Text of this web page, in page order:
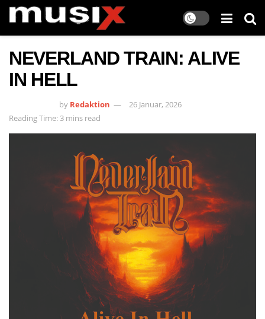
NEVERLAND TRAIN: ALIVE
IN HELL
by Redaktion
26 Januar, 2026
Reading Time: 3 mins read